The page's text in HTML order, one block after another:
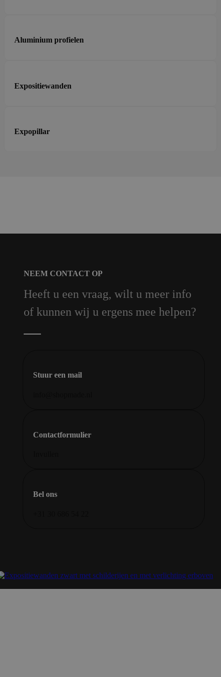
Aluminium profielen
Expositiewanden
Expopillar
NEEM CONTACT OP
Heeft u een vraag, wilt u meer info
of kunnen wij u ergens mee helpen?
Stuur een mail
Contactformulier
Bel ons